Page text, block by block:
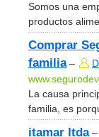
Somos una
productos
Comprar
familia–
La causa
familia, es
itamar ltda–